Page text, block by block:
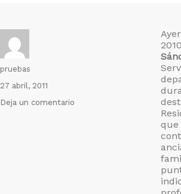
que
Autor
pruebas
Publicado
el
27 abril, 2011
Deja un comentario